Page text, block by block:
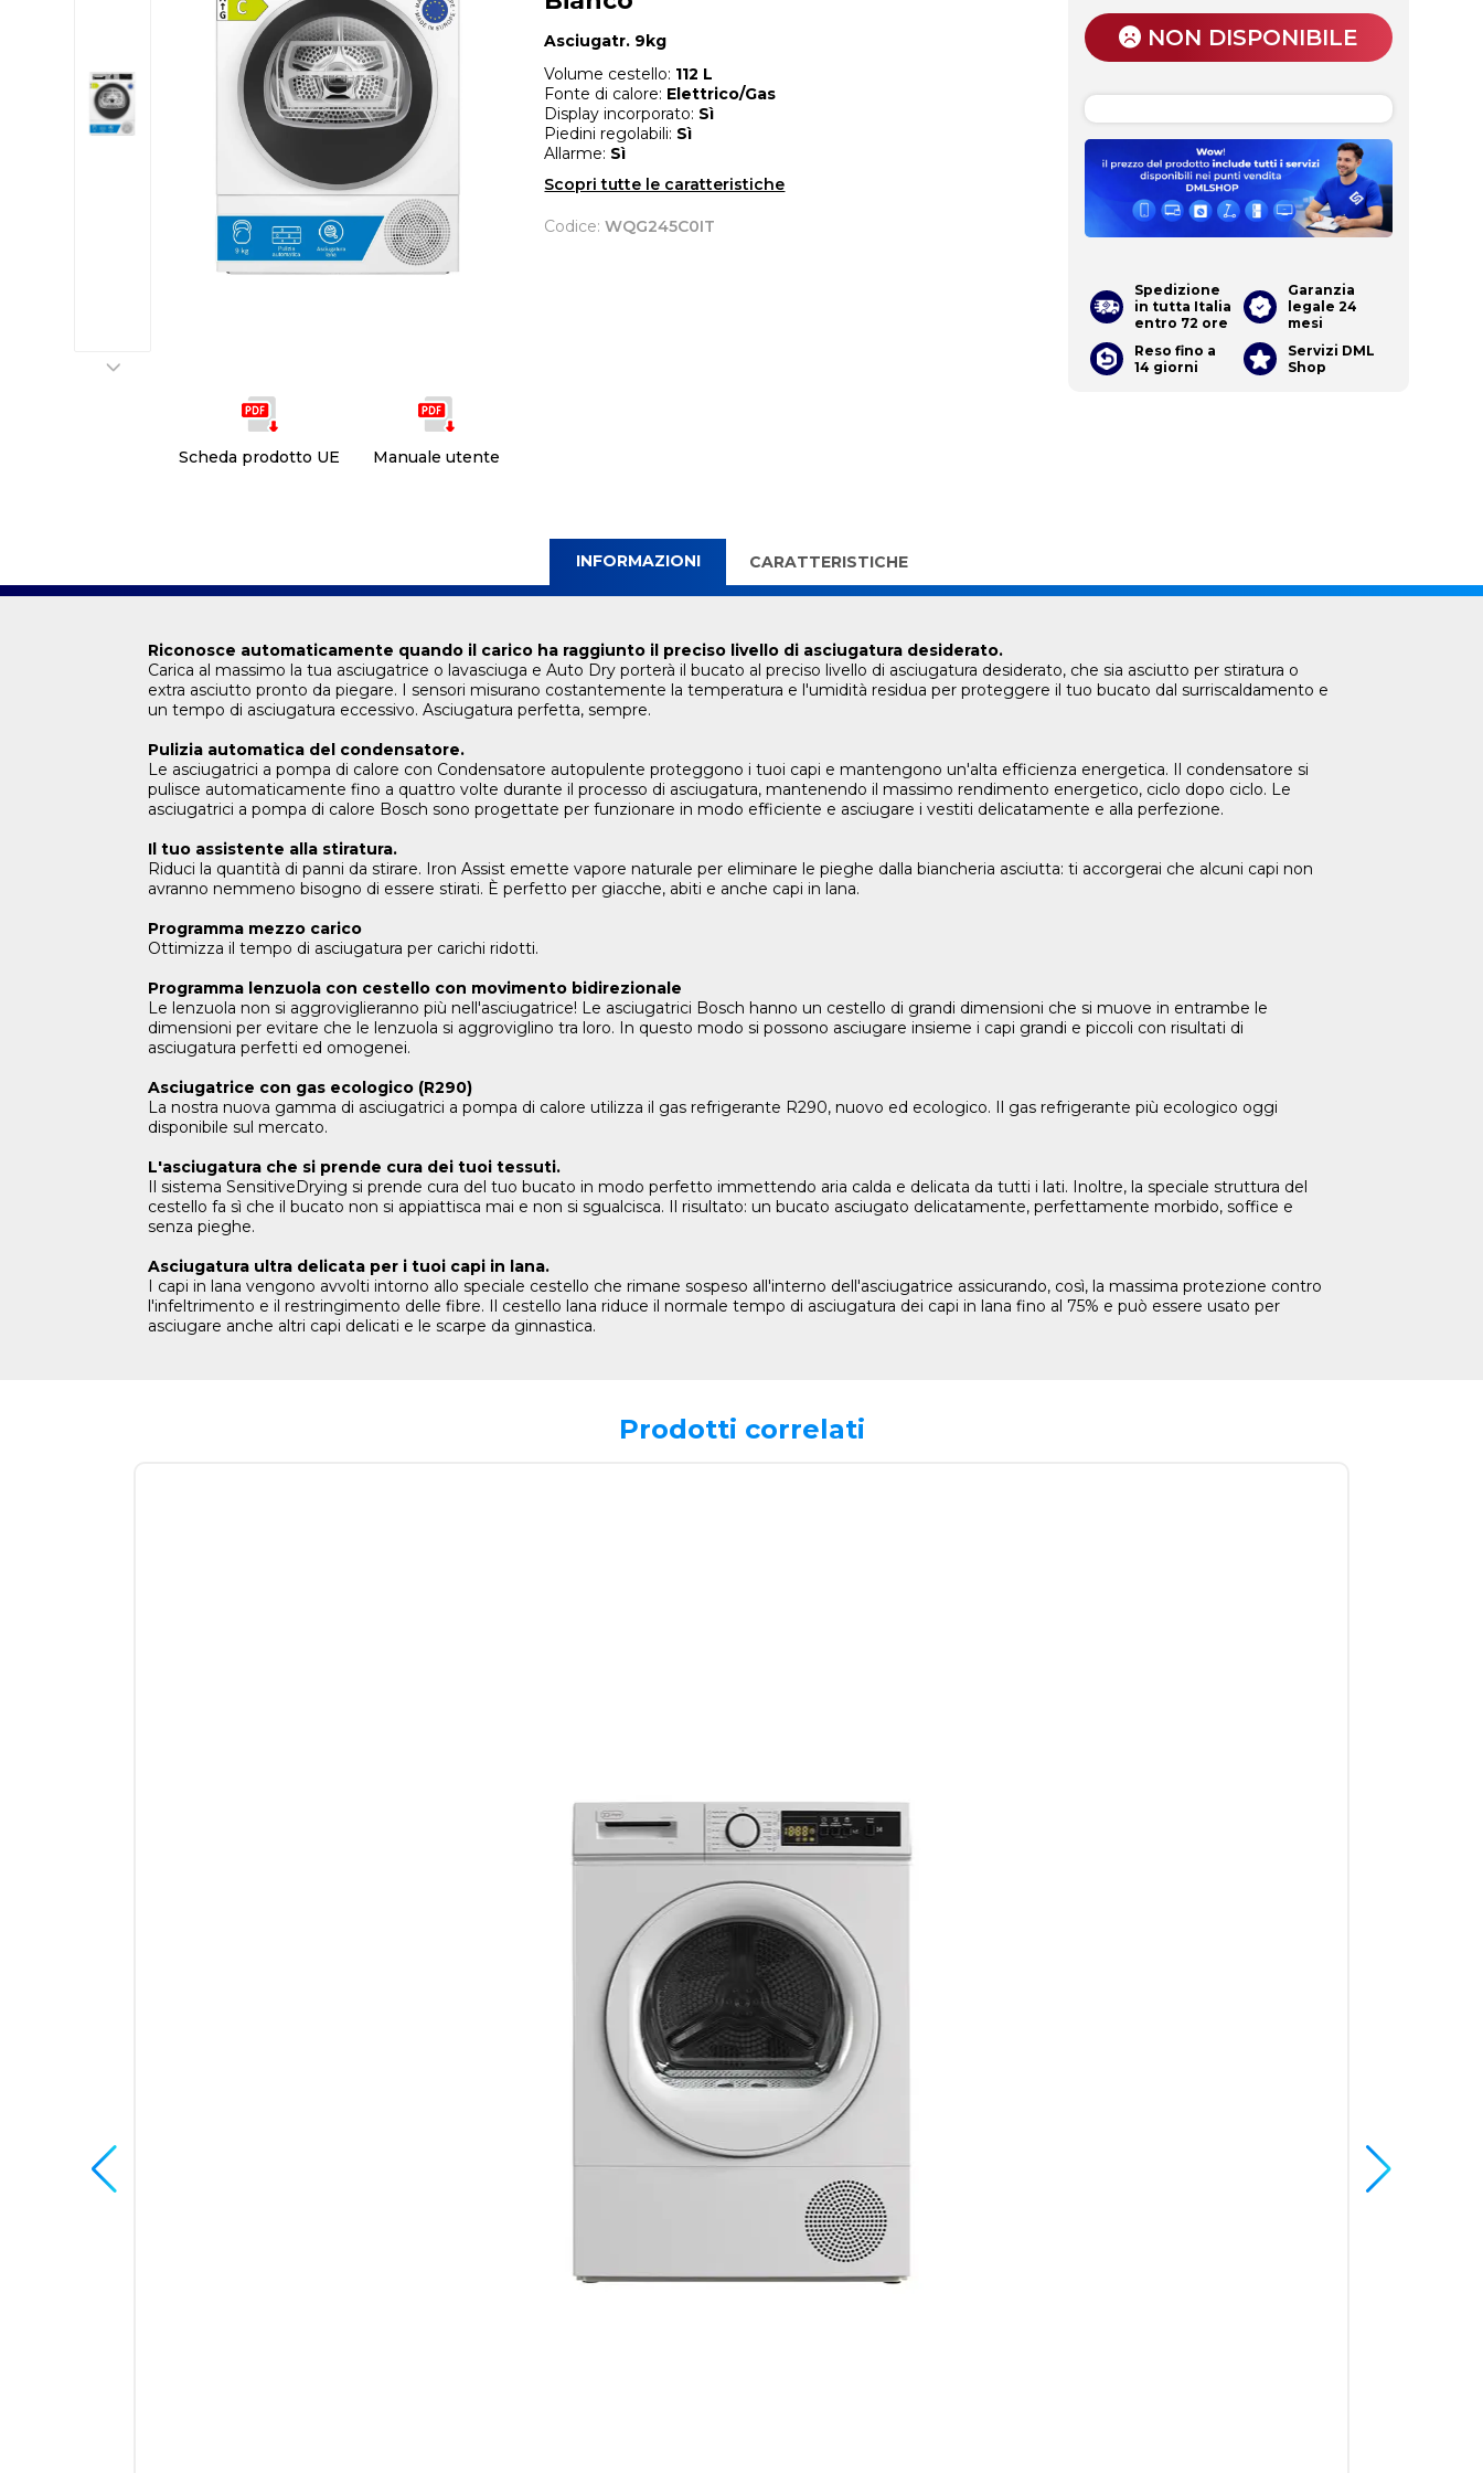
Scheda prodotto UE Manuale utente
Asciugatr. 9kg
Volume cestello: 112 L
Fonte di calore: Elettrico/Gas
Display incorporato: Sì
Piedini regolabili: Sì
Allarme: Sì
Scopri tutte le caratteristiche
Codice:WQG245C0IT
NON DISPONIBILE
Spedizione
in tutta Italia
entro 72 ore
Garanzia
legale 24
mesi
Reso fino a
14 giorni
Servizi DML
Shop
INFORMAZIONI CARATTERISTICHE
Riconosce automaticamente quando il carico ha raggiunto il preciso livello di asciugatura desiderato.
Carica al massimo la tua asciugatrice o lavasciuga e Auto Dry porterà il bucato al preciso livello di asciugatura desiderato, che sia asciutto per stiratura o
extra asciutto pronto da piegare. I sensori misurano costantemente la temperatura e l'umidità residua per proteggere il tuo bucato dal surriscaldamento e
un tempo di asciugatura eccessivo. Asciugatura perfetta, sempre.
Pulizia automatica del condensatore.
Le asciugatrici a pompa di calore con Condensatore autopulente proteggono i tuoi capi e mantengono un'alta efficienza energetica. Il condensatore si
pulisce automaticamente fino a quattro volte durante il processo di asciugatura, mantenendo il massimo rendimento energetico, ciclo dopo ciclo. Le
asciugatrici a pompa di calore Bosch sono progettate per funzionare in modo efficiente e asciugare i vestiti delicatamente e alla perfezione.
Il tuo assistente alla stiratura.
Riduci la quantità di panni da stirare. Iron Assist emette vapore naturale per eliminare le pieghe dalla biancheria asciutta: ti accorgerai che alcuni capi non
avranno nemmeno bisogno di essere stirati. È perfetto per giacche, abiti e anche capi in lana.
Programma mezzo carico
Ottimizza il tempo di asciugatura per carichi ridotti.
Programma lenzuola con cestello con movimento bidirezionale
Le lenzuola non si aggroviglieranno più nell'asciugatrice! Le asciugatrici Bosch hanno un cestello di grandi dimensioni che si muove in entrambe le
dimensioni per evitare che le lenzuola si aggroviglino tra loro. In questo modo si possono asciugare insieme i capi grandi e piccoli con risultati di
asciugatura perfetti ed omogenei.
Asciugatrice con gas ecologico (R290)
La nostra nuova gamma di asciugatrici a pompa di calore utilizza il gas refrigerante R290, nuovo ed ecologico. Il gas refrigerante più ecologico oggi
disponibile sul mercato.
L'asciugatura che si prende cura dei tuoi tessuti.
Il sistema SensitiveDrying si prende cura del tuo bucato in modo perfetto immettendo aria calda e delicata da tutti i lati. Inoltre, la speciale struttura del
cestello fa sì che il bucato non si appiattisca mai e non si sgualcisca. Il risultato: un bucato asciugato delicatamente, perfettamente morbido, soffice e
senza pieghe.
Asciugatura ultra delicata per i tuoi capi in lana.
I capi in lana vengono avvolti intorno allo speciale cestello che rimane sospeso all'interno dell'asciugatrice assicurando, così, la massima protezione contro
l'infeltrimento e il restringimento delle fibre. Il cestello lana riduce il normale tempo di asciugatura dei capi in lana fino al 75% e può essere usato per
asciugare anche altri capi delicati e le scarpe da ginnastica.
Prodotti correlati